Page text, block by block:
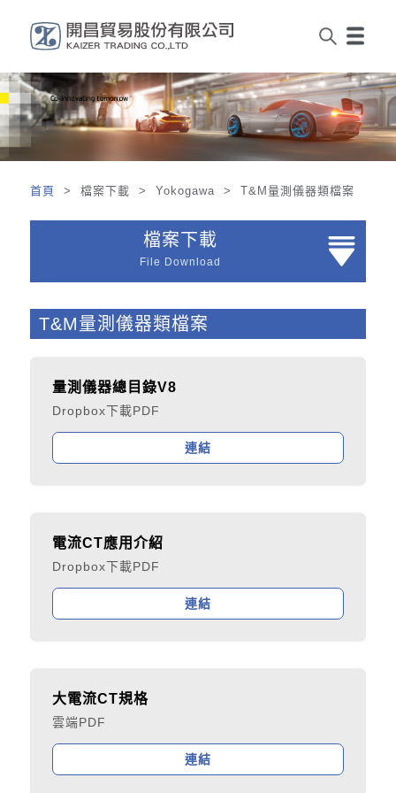
首頁 > 檔案下載 > Yokogawa > T&M量測儀器類檔案
檔案下載
File Download
T&M量測儀器類檔案
量測儀器總目錄V8
Dropbox下載PDF
連結
電流CT應用介紹
Dropbox下載PDF
連結
大電流CT規格
雲端PDF
連結